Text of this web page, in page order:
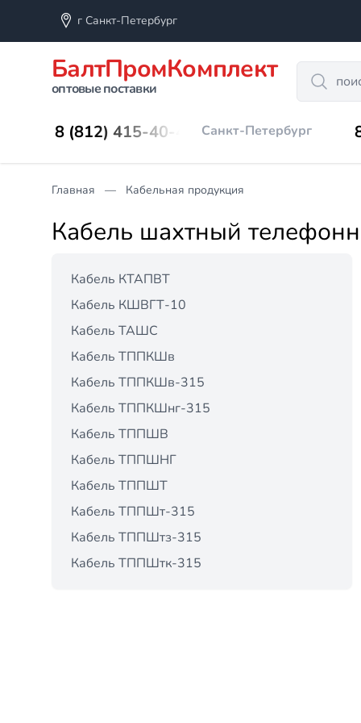
г Санкт-Петербург
БалтПромКомплект
оптовые поставки
Search
8 (812) 415-40-45 Санкт-Петербург
Главная Кабельная продукция
Кабель шахтный
Кабель КТАПВТ
Кабель КШВГТ-10
Кабель ТАШС
Кабель ТППКШв
Кабель ТППКШв-315
Кабель ТППКШнг-315
Кабель ТППШВ
Кабель ТППШНГ
Кабель ТППШТ
Кабель ТППШт-315
Кабель ТППШтз-315
Кабель ТППШтк-315